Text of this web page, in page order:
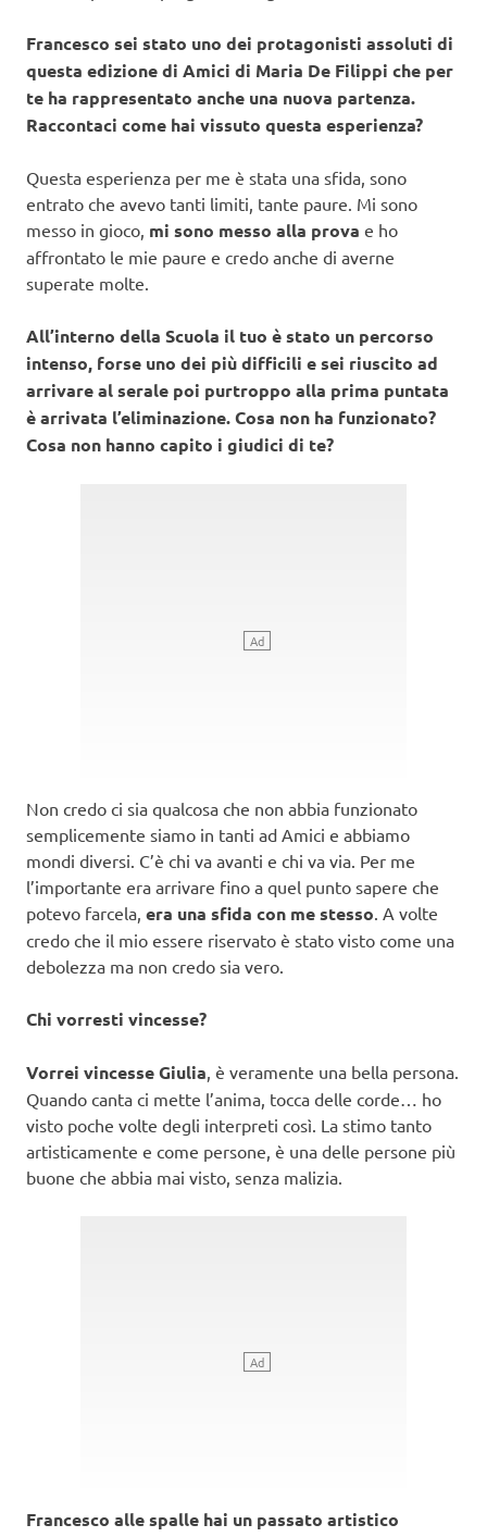
Francesco sei stato uno dei protagonisti assoluti di
questa edizione di Amici di Maria De Filippi che per
te ha rappresentato anche una nuova partenza.
Raccontaci come hai vissuto questa esperienza?
Questa esperienza per me è stata una sfida, sono
entrato che avevo tanti limiti, tante paure. Mi sono
messo in gioco, mi sono messo alla prova e ho
affrontato le mie paure e credo anche di averne
superate molte.
All’interno della Scuola il tuo è stato un percorso
intenso, forse uno dei più difficili e sei riuscito ad
arrivare al serale poi purtroppo alla prima puntata
è arrivata l’eliminazione. Cosa non ha funzionato?
Cosa non hanno capito i giudici di te?
Non credo ci sia qualcosa che non abbia funzionato
semplicemente siamo in tanti ad Amici e abbiamo
mondi diversi. C’è chi va avanti e chi va via. Per me
l’importante era arrivare fino a quel punto sapere che
potevo farcela, era una sfida con me stesso . A volte
credo che il mio essere riservato è stato visto come una
debolezza ma non credo sia vero.
Chi vorresti vincesse?
Vorrei vincesse Giulia , è veramente una bella persona.
Quando canta ci mette l’anima, tocca delle corde… ho
visto poche volte degli interpreti così. La stimo tanto
artisticamente e come persone, è una delle persone più
buone che abbia mai visto, senza malizia.
Francesco alle spalle hai un passato artistico